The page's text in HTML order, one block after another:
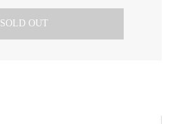
SOLD OUT